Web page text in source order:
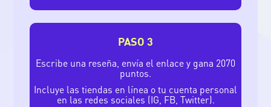
PASO 3
Escribe una reseña, envía el enlace y gana 2070
puntos.
Incluye las tiendas en línea o tu cuenta personal
en las redes sociales (IG, FB, Twitter).